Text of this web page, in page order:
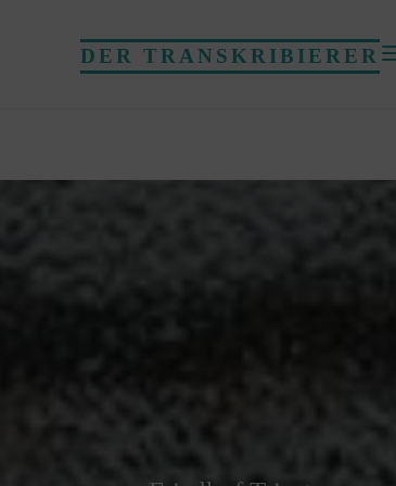
DER TRANSKRIBIERER